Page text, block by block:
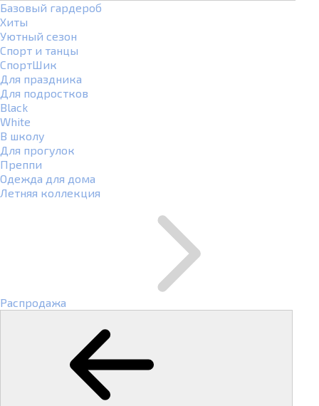
Базовый гардероб
Хиты
Уютный сезон
Спорт и танцы
СпортШик
Для праздника
Для подростков
Black
White
В школу
Для прогулок
Преппи
Одежда для дома
Летняя коллекция
Распродажа